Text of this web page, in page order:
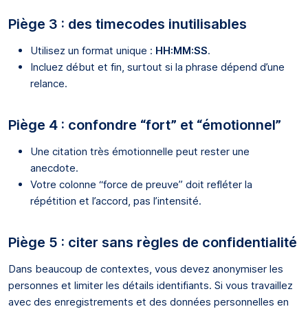
Piège 3 : des timecodes inutilisables
Utilisez un format unique : HH:MM:SS.
Incluez début et fin, surtout si la phrase dépend d’une
relance.
Piège 4 : confondre “fort” et “émotionnel”
Une citation très émotionnelle peut rester une
anecdote.
Votre colonne “force de preuve” doit refléter la
répétition et l’accord, pas l’intensité.
Piège 5 : citer sans règles de confidentialité
Dans beaucoup de contextes, vous devez anonymiser les
personnes et limiter les détails identifiants. Si vous travaillez
avec des enregistrements et des données personnelles en